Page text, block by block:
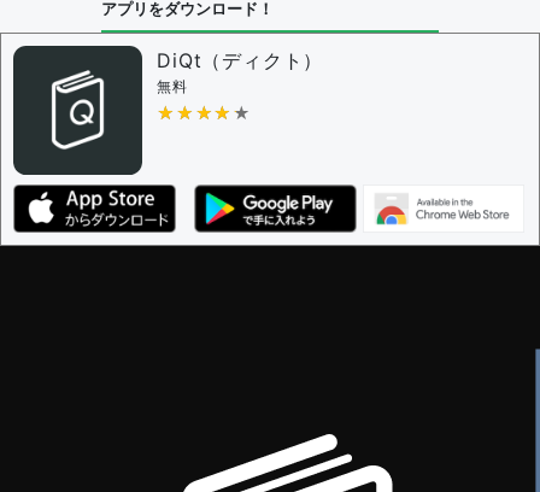
問題の編集権限を持つユーザー -すべてのユーザー
審査に対する投票権限を持つユーザー -
決定に必要な投票数 -
編集ガイドライン
アプリをダウンロード！
DiQt（ディクト）
無料
★★★★★
★★★★★